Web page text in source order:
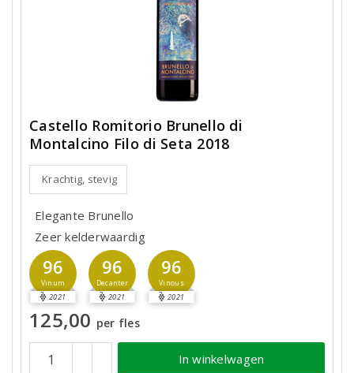
Castello Romitorio Brunello di
Montalcino Filo di Seta 2018
Krachtig, stevig
Elegante Brunello
Zeer kelderwaardig
96
Vinum
2021
96
Decanter
2021
96
Vinous
2021
125,00 per fles
In winkelwagen